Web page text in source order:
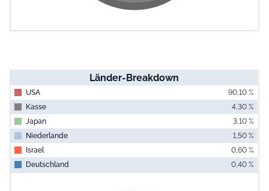
Länder-Breakdown
USA
90,10 %
Kasse
4,30 %
Japan
3,10 %
Niederlande
1,50 %
Israel
0,60 %
Deutschland
0,40 %